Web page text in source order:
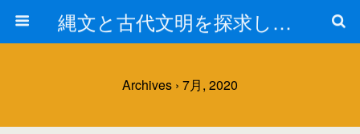
縄文と古代文明を探求しよう！
Archives › 7月, 2020